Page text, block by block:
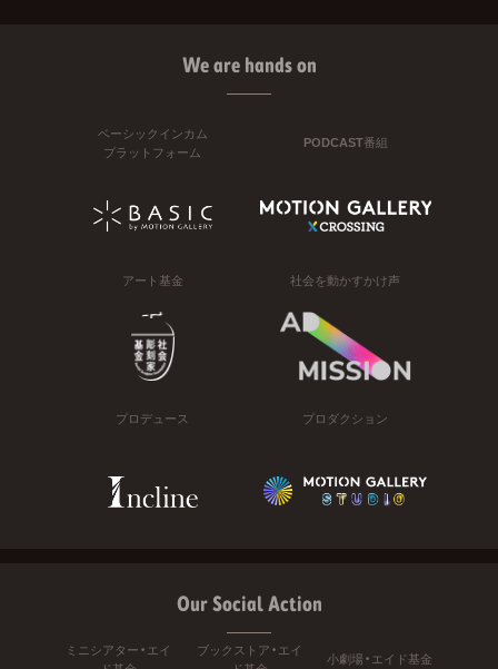
We are hands on
ベーシックインカム
プラットフォーム
PODCAST番組
アート基金 社会を動かすかけ声
プロデュース プロダクション
Our Social Action
ミニシアター・エイ
ブックストア・エイ
小劇場・エイド基金